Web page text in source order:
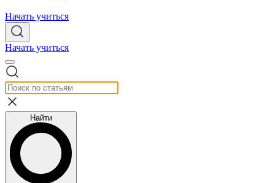
Начать учиться
Начать учиться
Найти